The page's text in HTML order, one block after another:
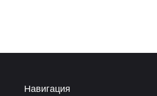
Навигация